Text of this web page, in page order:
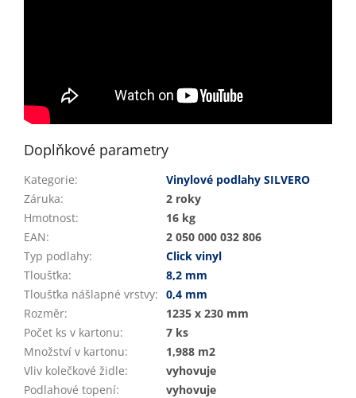
Doplňkové parametry
Kategorie:
Vinylové podlahy SILVERO
Záruka:
2 roky
Hmotnost:
16 kg
EAN:
2 050 000 032 806
Typ podlahy:
Click vinyl
Tloušťka:
8,2 mm
Tloušťka nášlapné vrstvy: 0,4 mm
Rozměr:
1235 x 230 mm
Počet ks v kartonu:
7 ks
Množství v kartonu:
1,988 m2
Vliv kolečkové židle:
vyhovuje
Podlahové topení:
vyhovuje